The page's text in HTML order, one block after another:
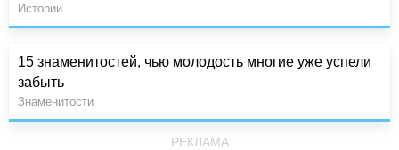
Истории
15 знаменитостей, чью молодость многие уже успели
забыть
Знаменитости
РЕКЛАМА